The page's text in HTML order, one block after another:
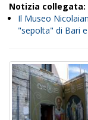
Notizia collegata:
Il Museo
"sepolta" di Bari